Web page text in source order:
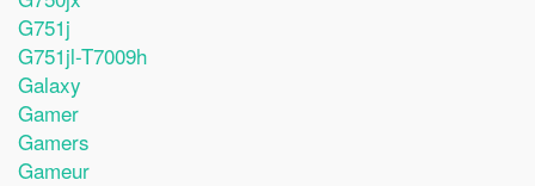
G751j
G751jl-T7009h
Galaxy
Gamer
Gamers
Gameur